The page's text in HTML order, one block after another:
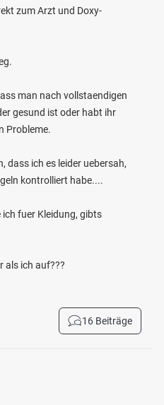
zum Arzt und Doxy-
man nach vollstaendigen
gesund ist oder habt ihr
Probleme.
dass ich es leider uebersah,
kontrolliert habe....
ich fuer Kleidung, gibts
als ich auf???
16 Beiträge